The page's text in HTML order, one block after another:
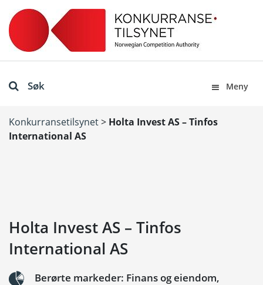
Søk Meny
Konkurransetilsynet> Holta Invest AS – Tinfos
International AS
Holta Invest AS – Tinfos
International AS
Berørte markeder: Finans og eiendom,